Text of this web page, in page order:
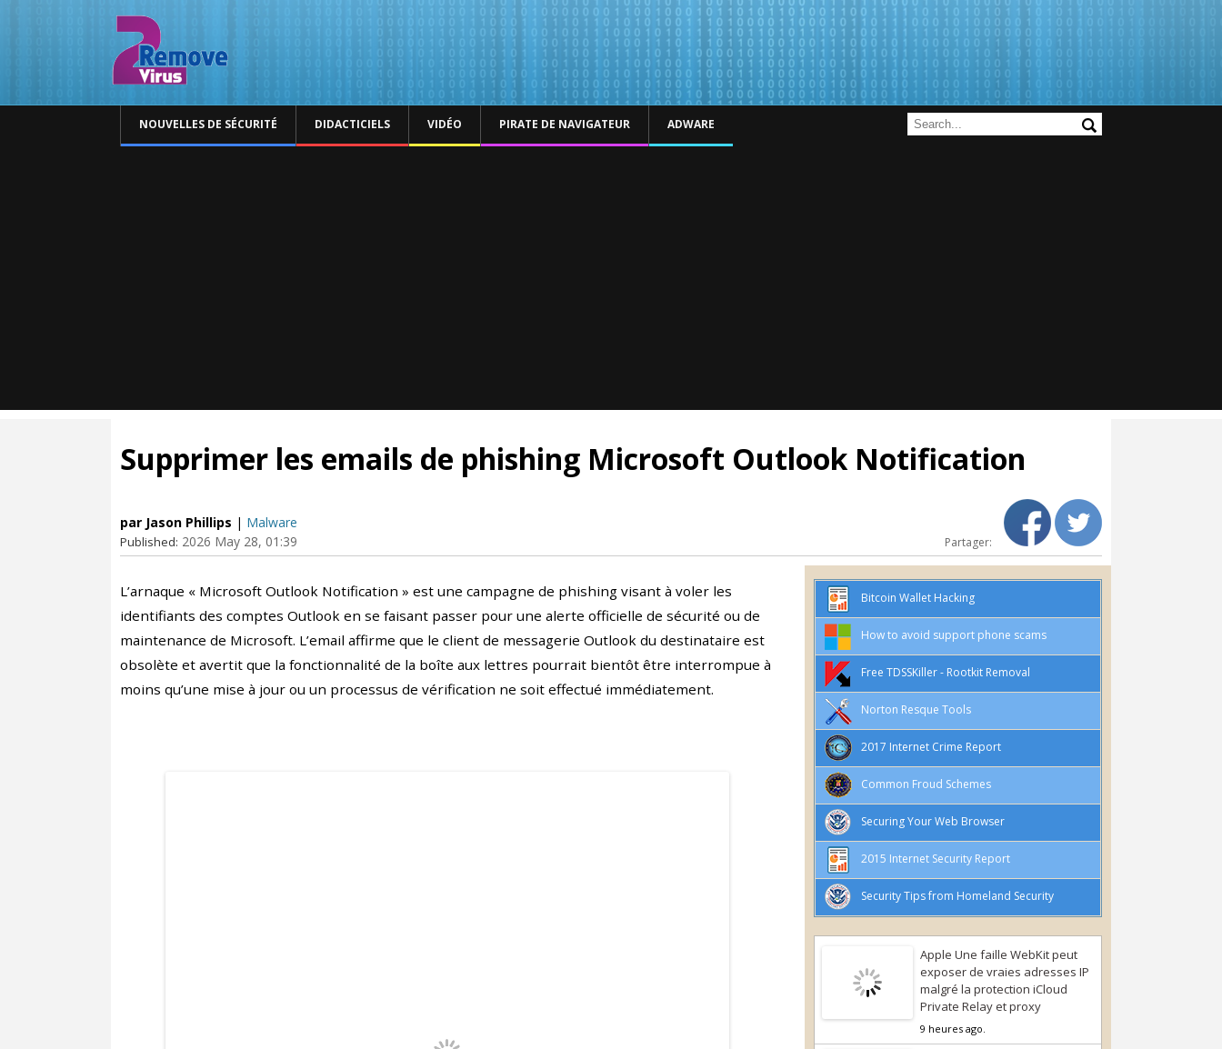
NOUVELLES DE SÉCURITÉ DIDACTICIELS VIDÉO PIRATE DE NAVIGATEUR ADWARE
Supprimer les emails de phishing Microsoft Outlook Notification
par Jason Phillips | Malware
Published: 2026 May 28, 01:39 Partager:
L’arnaque « Microsoft Outlook Notification » est une campagne de phishing visant à voler les
identifiants des comptes Outlook en se faisant passer pour une alerte officielle de sécurité ou de
maintenance de Microsoft. L’email affirme que le client de messagerie Outlook du destinataire est
obsolète et avertit que la fonctionnalité de la boîte aux lettres pourrait bientôt être interrompue à
moins qu’une mise à jour ou un processus de vérification ne soit effectué immédiatement.
Bitcoin Wallet Hacking
How to avoid support phone scams
Free TDSSKiller - Rootkit Removal
Norton Resque Tools
2017 Internet Crime Report
Common Froud Schemes
Securing Your Web Browser
2015 Internet Security Report
Security Tips from Homeland Security
Apple Une faille WebKit peut
exposer de vraies adresses IP
malgré la protection iCloud
Private Relay et proxy
9 heures ago.